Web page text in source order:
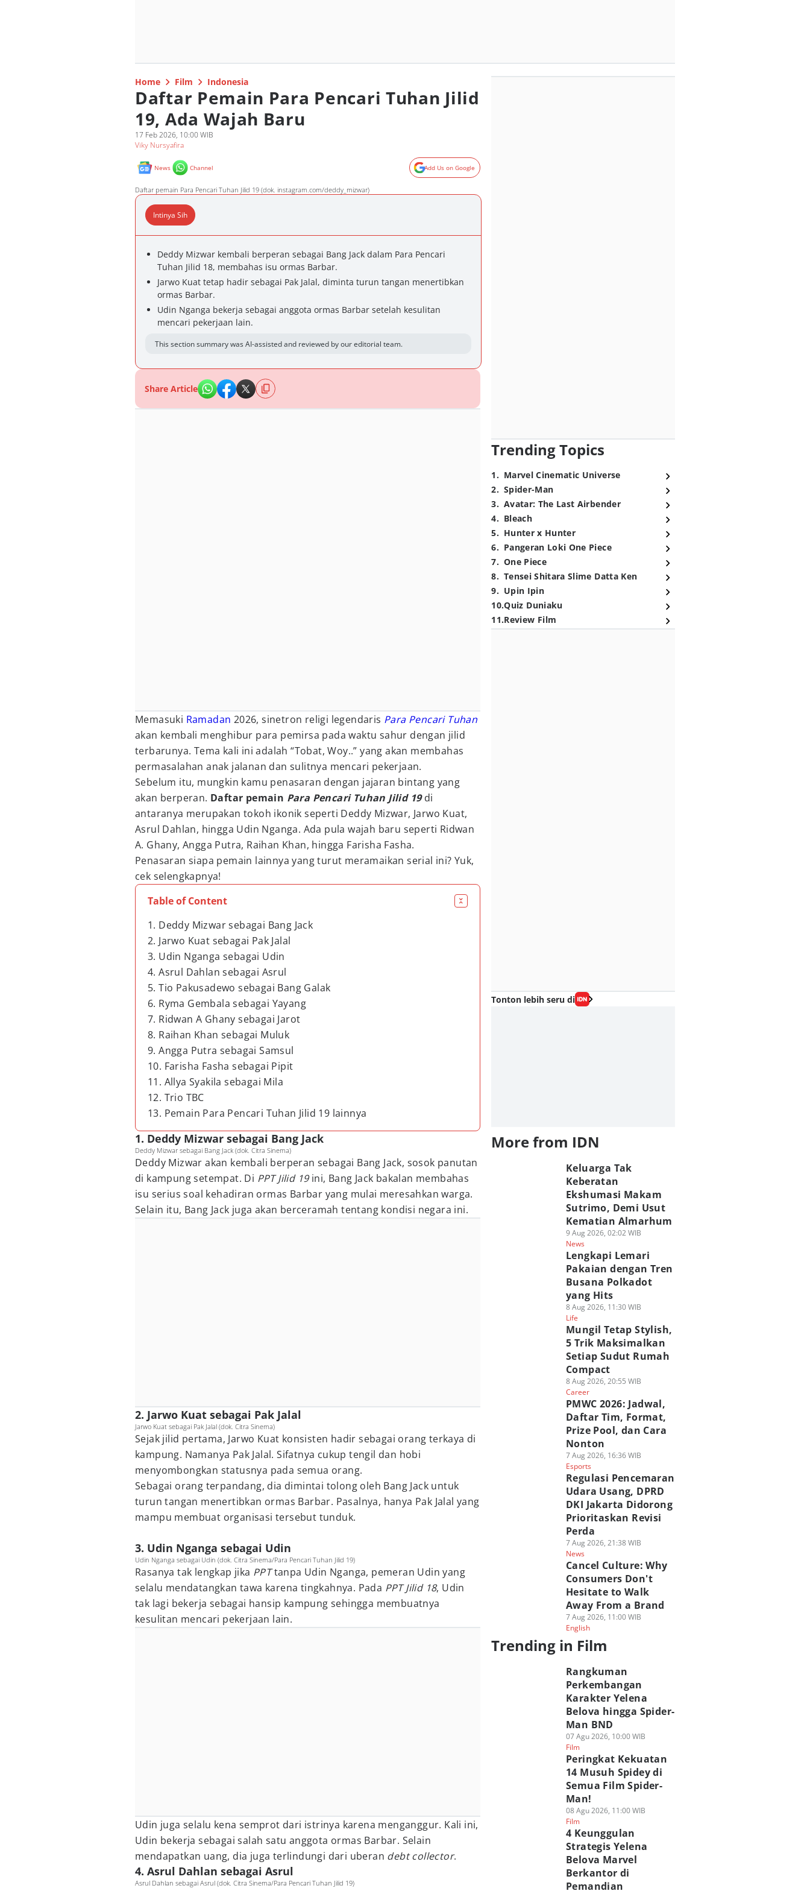
Home Film Indonesia
Daftar Pemain Para Pencari Tuhan Jilid
19, Ada Wajah Baru
17 Feb 2026, 10:00 WIB
Viky Nursyafira
News Channel Add Us on Google
Daftar pemain Para Pencari Tuhan Jilid 19 (dok. instagram.com/deddy_mizwar)
Intinya Sih
Deddy Mizwar kembali berperan sebagai Bang Jack dalam Para Pencari
Tuhan Jilid 18, membahas isu ormas Barbar.
Jarwo Kuat tetap hadir sebagai Pak Jalal, diminta turun tangan menertibkan
ormas Barbar.
Udin Nganga bekerja sebagai anggota ormas Barbar setelah kesulitan
mencari pekerjaan lain.
This section summary was AI-assisted and reviewed by our editorial team.
Share Article
Memasuki Ramadan 2026, sinetron religi legendaris Para Pencari Tuhan
akan kembali menghibur para pemirsa pada waktu sahur dengan jilid
terbarunya. Tema kali ini adalah “Tobat, Woy..” yang akan membahas
permasalahan anak jalanan dan sulitnya mencari pekerjaan.
Sebelum itu, mungkin kamu penasaran dengan jajaran bintang yang
akan berperan. Daftar pemain Para Pencari Tuhan Jilid 19di
antaranya merupakan tokoh ikonik seperti Deddy Mizwar, Jarwo Kuat,
Asrul Dahlan, hingga Udin Nganga. Ada pula wajah baru seperti Ridwan
A. Ghany, Angga Putra, Raihan Khan, hingga Farisha Fasha.
Penasaran siapa pemain lainnya yang turut meramaikan serial ini? Yuk,
cek selengkapnya!
Table of Content
1. Deddy Mizwar sebagai Bang Jack
2. Jarwo Kuat sebagai Pak Jalal
3. Udin Nganga sebagai Udin
4. Asrul Dahlan sebagai Asrul
5. Tio Pakusadewo sebagai Bang Galak
6. Ryma Gembala sebagai Yayang
7. Ridwan A Ghany sebagai Jarot
8. Raihan Khan sebagai Muluk
9. Angga Putra sebagai Samsul
10. Farisha Fasha sebagai Pipit
11. Allya Syakila sebagai Mila
12. Trio TBC
13. Pemain Para Pencari Tuhan Jilid 19 lainnya
1. Deddy Mizwar sebagai Bang Jack
Deddy Mizwar sebagai Bang Jack (dok. Citra Sinema)
Deddy Mizwar akan kembali berperan sebagai Bang Jack, sosok panutan
di kampung setempat. Di PPT Jilid 19ini, Bang Jack bakalan membahas
isu serius soal kehadiran ormas Barbar yang mulai meresahkan warga.
Selain itu, Bang Jack juga akan berceramah tentang kondisi negara ini.
2. Jarwo Kuat sebagai Pak Jalal
Jarwo Kuat sebagai Pak Jalal (dok. Citra Sinema)
Sejak jilid pertama, Jarwo Kuat konsisten hadir sebagai orang terkaya di
kampung. Namanya Pak Jalal. Sifatnya cukup tengil dan hobi
menyombongkan statusnya pada semua orang.
Sebagai orang terpandang, dia dimintai tolong oleh Bang Jack untuk
turun tangan menertibkan ormas Barbar. Pasalnya, hanya Pak Jalal yang
mampu membuat organisasi tersebut tunduk.
3. Udin Nganga sebagai Udin
Udin Nganga sebagai Udin (dok. Citra Sinema/Para Pencari Tuhan Jilid 19)
Rasanya tak lengkap jika PPTtanpa Udin Nganga, pemeran Udin yang
selalu mendatangkan tawa karena tingkahnya. Pada PPT Jilid 18, Udin
tak lagi bekerja sebagai hansip kampung sehingga membuatnya
kesulitan mencari pekerjaan lain.
Udin juga selalu kena semprot dari istrinya karena menganggur. Kali ini,
Udin bekerja sebagai salah satu anggota ormas Barbar. Selain
mendapatkan uang, dia juga terlindungi dari uberan debt collector.
4. Asrul Dahlan sebagai Asrul
Asrul Dahlan sebagai Asrul (dok. Citra Sinema/Para Pencari Tuhan Jilid 19)
Trending Topics
1. Marvel Cinematic Universe
2. Spider-Man
3. Avatar: The Last Airbender
4. Bleach
5. Hunter x Hunter
6. Pangeran Loki One Piece
7. One Piece
8. Tensei Shitara Slime Datta Ken
9. Upin Ipin
10.Quiz Duniaku
11.Review Film
Tonton lebih seru di
More from IDN
Keluarga Tak
Keberatan
Ekshumasi Makam
Sutrimo, Demi Usut
Kematian Almarhum
9 Aug 2026, 02:02 WIB
News
Lengkapi Lemari
Pakaian dengan Tren
Busana Polkadot
yang Hits
8 Aug 2026, 11:30 WIB
Life
Mungil Tetap Stylish,
5 Trik Maksimalkan
Setiap Sudut Rumah
Compact
8 Aug 2026, 20:55 WIB
Career
PMWC 2026: Jadwal,
Daftar Tim, Format,
Prize Pool, dan Cara
Nonton
7 Aug 2026, 16:36 WIB
Esports
Regulasi Pencemaran
Udara Usang, DPRD
DKI Jakarta Didorong
Prioritaskan Revisi
Perda
7 Aug 2026, 21:38 WIB
News
Cancel Culture: Why
Consumers Don't
Hesitate to Walk
Away From a Brand
7 Aug 2026, 11:00 WIB
English
Trending in Film
Rangkuman
Perkembangan
Karakter Yelena
Belova hingga Spider-
Man BND
07 Agu 2026, 10:00 WIB
Film
Peringkat Kekuatan
14 Musuh Spidey di
Semua Film Spider-
Man!
08 Agu 2026, 11:00 WIB
Film
4 Keunggulan
Strategis Yelena
Belova Marvel
Berkantor di
Pemandian